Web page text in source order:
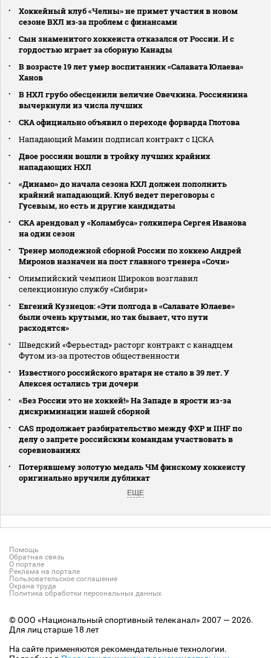
Хоккейный клуб «Челны» не примет участия в новом
сезоне ВХЛ из‑за проблем с финансами
Сын знаменитого хоккеиста отказался от России. И с
гордостью играет за сборную Канады
В возрасте 19 лет умер воспитанник «Салавата Юлаева»
Ханов
В НХЛ грубо обесценили величие Овечкина. Россиянина
вычеркнули из числа лучших
СКА официально объявил о переходе форварда Глотова
Нападающий Мамин подписал контракт с ЦСКА
Двое россиян вошли в тройку лучших крайних
нападающих НХЛ
«Динамо» до начала сезона КХЛ должен пополнить
крайний нападающий. Клуб ведет переговоры с
Гусевым, но есть и другие кандидаты
СКА арендовал у «Коламбуса» голкипера Сергея Иванова
на один сезон
Тренер молодежной сборной России по хоккею Андрей
Миронов назначен на пост главного тренера «Сочи»
Олимпийский чемпион Широков возглавил
селекционную службу «Сибири»
Евгений Кузнецов: «Эти полгода в «Салавате Юлаеве»
были очень крутыми, но так бывает, что пути
расходятся»
Шведский «Ферьестад» расторг контракт с канадцем
Футом из‑за протестов общественности
Известного российского вратаря не стало в 39 лет. У
Алексея остались три дочери
«Без России это не хоккей!» На Западе в ярости из-за
дискриминации нашей сборной
CAS продолжает разбирательство между ФХР и IIHF по
делу о запрете российским командам участвовать в
соревнованиях
Потерявшему золотую медаль ЧМ финскому хоккеисту
оригинально вручили дубликат
ЕЩЕ
Помощь
Обратная связь
О портале
Реклама на портале
Пользовательское соглашение
Охрана труда
Политика обработки персональных данных
© ООО «Национальный спортивный телеканал» 2007 — 2026.
Для лиц старше 18 лет
На сайте применяются рекомендательные технологии.